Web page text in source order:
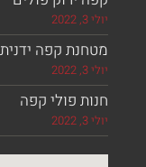
קפה ידנית מומלצת
פולי קפה